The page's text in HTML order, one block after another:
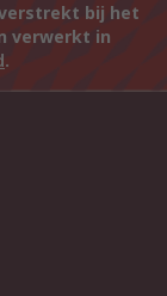
bij het
verwerkt in
.